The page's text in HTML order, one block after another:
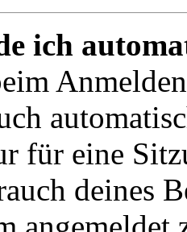
ich
für eine
deines